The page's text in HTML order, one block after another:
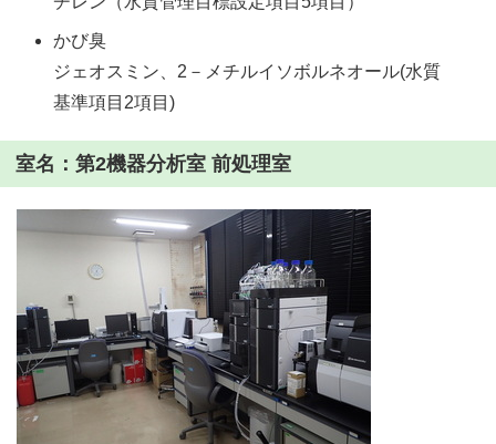
かび臭
ジェオスミン、2－メチルイソボルネオール(水質
基準項目2項目)
室名：第2機器分析室 前処理室